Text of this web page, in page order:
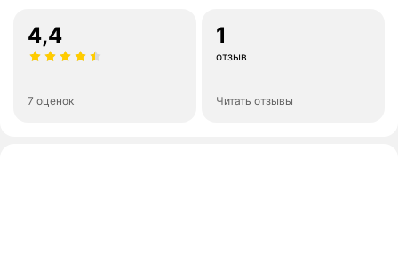
4,4
7 оценок
1
отзыв
Читать отзывы